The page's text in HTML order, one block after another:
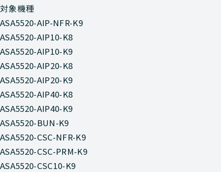
対象機種
ASA5520-AIP-NFR-K9
ASA5520-AIP10-K8
ASA5520-AIP10-K9
ASA5520-AIP20-K8
ASA5520-AIP20-K9
ASA5520-AIP40-K8
ASA5520-AIP40-K9
ASA5520-BUN-K9
ASA5520-CSC-NFR-K9
ASA5520-CSC-PRM-K9
ASA5520-CSC10-K9